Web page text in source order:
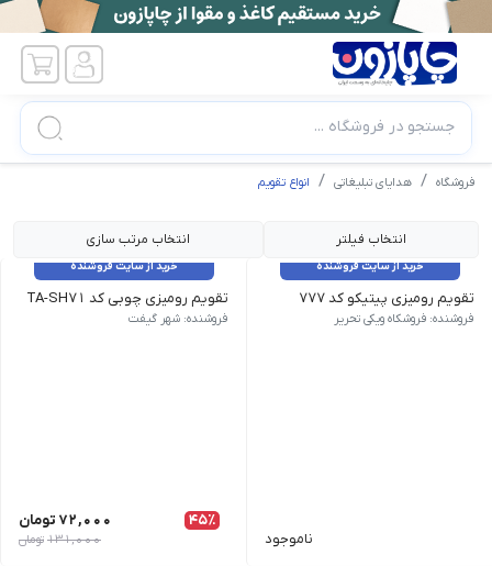
جستجو در فروشگاه ...
فروشگاه هدایای تبلیغاتی انواع تقویم
انتخاب فیلتر انتخاب مرتب سازی
خرید از سایت فروشنده
تقویم رومیزی پیتیکو کد ۷۷۷
وزن 100 گرم طرح رنگ دخترانه| ابعاد 11×13 سایر مشخصات | جلد سخت
فروشنده: فروشکاه ویکی تحریر
ناموجود
خرید از سایت فروشنده
تقویم رومیزی چوبی کد TA-SH71
فروشنده: شهر گیفت
45٪ 72,000 تومان
131,000 تومان